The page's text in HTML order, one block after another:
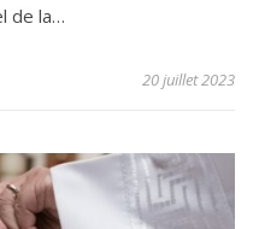
de la…
20 juillet 2023